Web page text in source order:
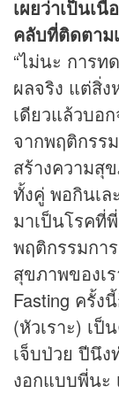
เผยว่าเป็นเ
คลับที่ติดตาม
“ไม่นะ การท
ผลจริง แต่สิ่
เดียวแล้วบอ
จากพฤติกรร
สร้างความสุ
ทั้งคู่ พอกินเ
มาเป็นโรคที่
พฤติกรรมกา
สุขภาพของเ
Fasting ครั้ง
(หัวเราะ) เ
เจ็บป่วย ปีนึง
งอกแบบพี่นะ